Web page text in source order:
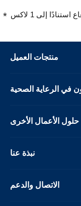
إلى 1 لاكس
منتجات العميل
في الرعاية الصحية
حلول الأعمال الأخرى
نبذة عنا
الاتصال والدعم